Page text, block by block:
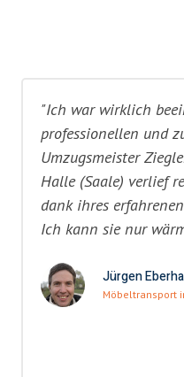
"Ich war wirklich
professionellen und
Umzugsmeister
Halle (Saale) verlief
dank ihres
Ich kann sie nur
Jürgen
Möbeltransport